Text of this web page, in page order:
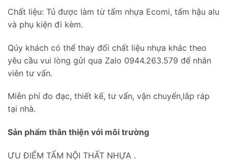
Chất liệu: Tủ được làm từ tấm nhựa Ecomi, tấm hậu alu
và phụ kiện đi kèm.
Qúy khách có thể thay đổi chất liệu nhựa khác theo
yêu cầu vui lòng gửi qua Zalo 0944.263.579 để nhân
viên tư vấn.
Miễn phí đo đạc, thiết kế, tư vấn, vận chuyển,lắp ráp
tại nhà.
Sản phẩm thân thiện với môi trường
ƯU ĐIỂM TẤM NỘI THẤT NHỰA .